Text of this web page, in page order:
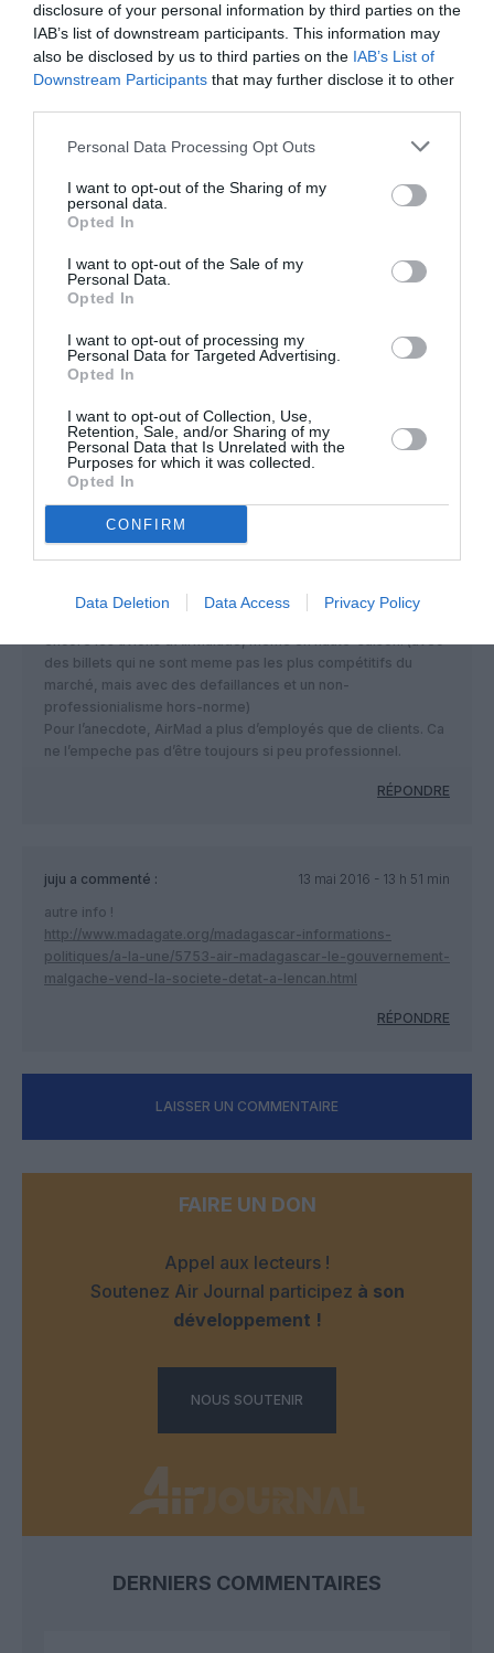
disclosure of your personal information by third parties on the
IAB’s list of downstream participants. This information may
also be disclosed by us to third parties on the IAB’s List of
Downstream Participants that may further disclose it to other
Personal Data Processing Opt Outs
I want to opt-out of the Sharing of my
personal data.
Opted In
I want to opt-out of the Sale of my
Personal Data.
Opted In
I want to opt-out of processing my
Personal Data for Targeted Advertising.
Opted In
I want to opt-out of Collection, Use,
Retention, Sale, and/or Sharing of my
Personal Data that Is Unrelated with the
Purposes for which it was collected.
Opted In
CONFIRM
Data Deletion Data Access Privacy Policy
Noma commenté :
12 mai 2016 - 15 h 54 min
Peu être que french blue va s’ y mettre car vu les prix
exorbitants du monopole air mada air france et corsair il y a
un gros marché labas a prendre.
Revoir vos définitions...
Un ” monopole” à trois, ce n’est juste..pas un
monopole!!!!!
minimum!!!!!!
Ah parce qu’il y a encore des gens qui prennent AirMad pour
gens et qui leur font passé tout les surclassement possible et
des billets qui ne sont meme pas les plus compétitifs du
marché, mais avec des defaillances et un non-
professionialisme hors-norme)
Pour l’anecdote, AirMad a plus d’employés que de clients. Ca
ne l’empeche pas d’être toujours si peu professionnel.
RÉPONDRE
juju a commenté :
13 mai 2016 - 13 h 51 min
autre info !
http://www.madagate.org/madagascar-informations-
politiques/a-la-une/5753-air-madagascar-le-gouvernement-
malgache-vend-la-societe-detat-a-lencan.html
RÉPONDRE
LAISSER UN COMMENTAIRE
FAIRE UN DON
Appel aux lecteurs !
Soutenez Air Journal participez à son
développement !
NOUS SOUTENIR
DERNIERS COMMENTAIRES